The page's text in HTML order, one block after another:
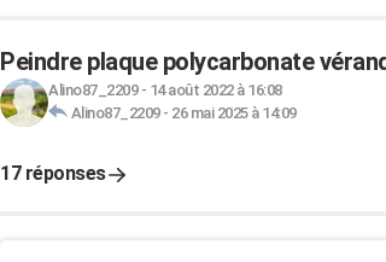
Peindre plaque polycarbonate
Alino87_2209- 14 août 2022 à 16:08
Alino87_2209- 26 mai 2025 à 14:09
17 réponses